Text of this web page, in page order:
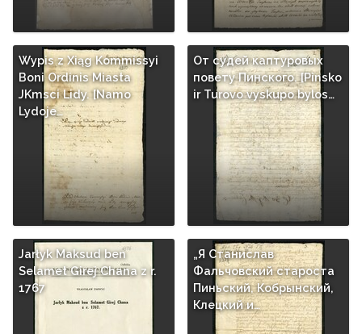
Wypis z Xiąg Kommissyi
Boni Ordinis Miasta
JKmsci Lidy. [Namo
Lydoje…
От судей каптуровых
повету Пинского. [Pinsko
ir Turovo vyskupo bylos…
Jarłyk Maksud ben
Selamet Girej Chana z r.
1767
„Я Станислав
Фальчовский староста
Пиньский, Кобрынский,
Клецкий и…